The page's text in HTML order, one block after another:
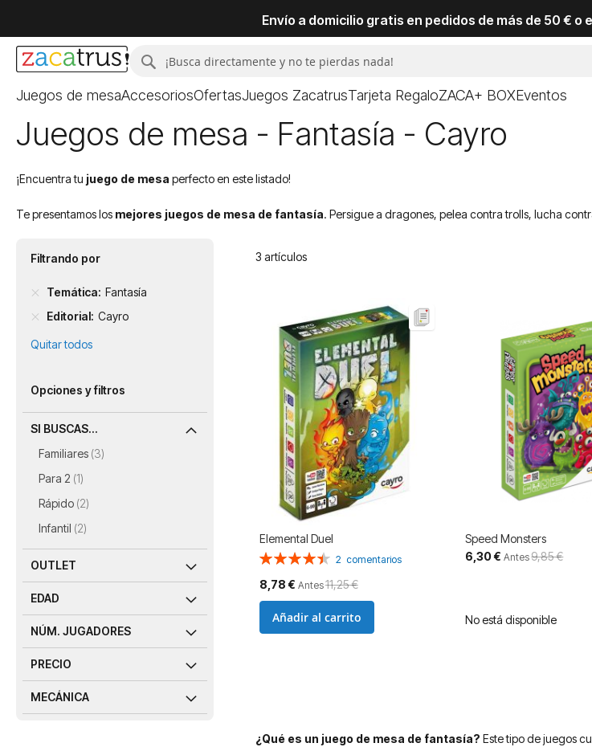
Envío a domicilio gratis en pedidos de más de 50 € o
Buscar
Juegos de mesaAccesoriosOfertasJuegos ZacatrusTarjeta RegaloZACA+ BOXEventos
Juegos de mesa - Fantasía - Cayro
¡Encuentra tu juego de mesa perfecto en este listado!
Te presentamos los mejores juegos de mesa de fantasía. Persigue a dragones, pelea contra trolls, lucha
3 artículos
Elemental Duel
Valoración:
2 comentarios
Precio
especial
8,78 € Antes11,25 €
Añadir al carrito
Speed Monsters
Precio
especial
6,30 € Antes9,85 €
No está disponible
¿Qué es un juego de mesa de fantasía? Este tipo de juegos
Filtrando por
Temática Fantasía
Editorial Cayro
Quitar todos
Opciones y filtros
SI BUSCAS...
Familiares 3
artículos
Para 2 1
artículo
Rápido 2
artículos
Infantil 2
artículos
OUTLET
EDAD
NÚM. JUGADORES
PRECIO
MECÁNICA